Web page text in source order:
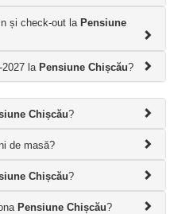
și check-out la Pensiune
la Pensiune Chișcău?
Chișcău?
de masă?
Chișcău?
Pensiune Chișcău?